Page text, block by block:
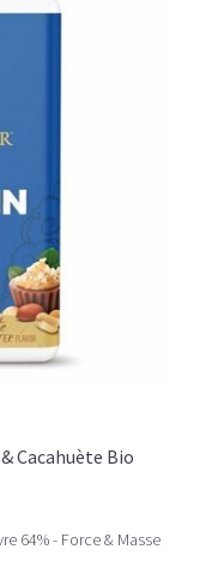
Cacahuète Bio
64% - Force & Masse